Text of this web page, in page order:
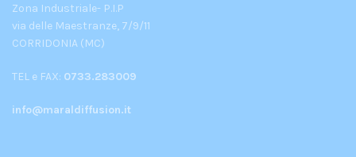
Zona Industriale- P.I.P
via delle Maestranze, 7/9/11
CORRIDONIA (MC)
TEL e FAX: 0733.283009
info@maraldiffusion.it